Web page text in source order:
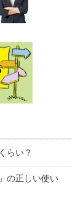
らい？
の正しい使い